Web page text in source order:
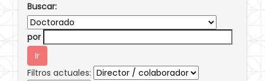
Buscar:
por
Filtros actuales: